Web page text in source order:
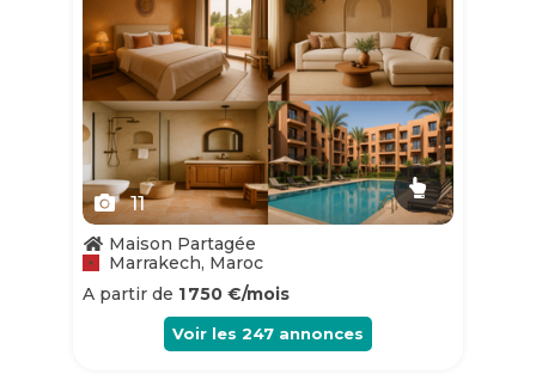
11
Maison Partagée
Marrakech, Maroc
A partir de 1 750 €/mois
Voir les 247 annonces